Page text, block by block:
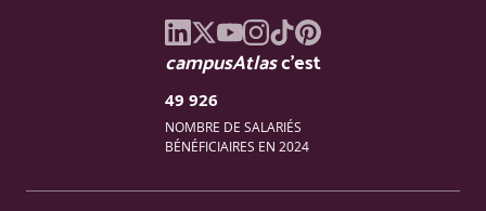
campusAtlasc'est
49 926
NOMBRE DE SALARIÉS
BÉNÉFICIAIRES EN 2024